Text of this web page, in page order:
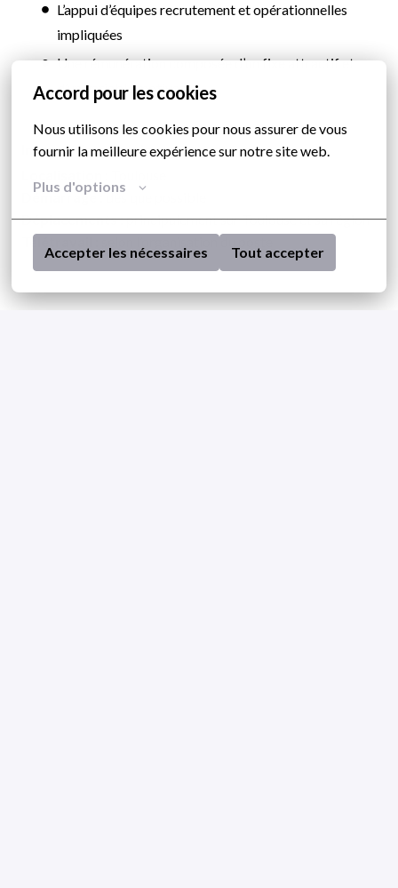
Accord pour les cookies
Nous utilisons les cookies pour nous assurer de vous
fournir la meilleure expérience sur notre site web.
Plus d'options
Accepter les nécessaires Tout accepter
L’appui d’équipes recrutement et opérationnelles
impliquées
Une rémunération composée d’un fixe attractif et
d’un variable motivant
Informations pratiques
Démarrage :dès que possible
Déplacements :principalement sur Toulouse et sa région
Télétravail :
selon l’organisation du poste